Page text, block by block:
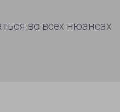
во всех нюансах